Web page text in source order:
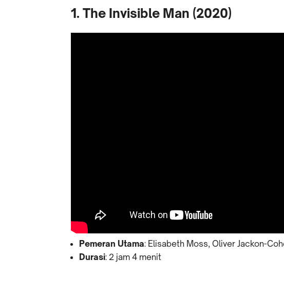
1. The Invisible Man (2020)
Pemeran Utama: Elisabeth Moss, Oliver Jackon-
Durasi: 2 jam 4 menit